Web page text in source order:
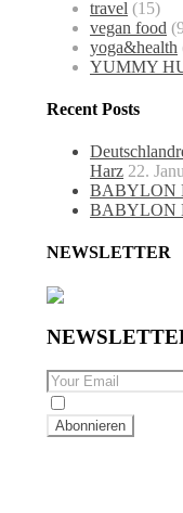
travel (15)
vegan food
yoga&health
YUMMY
Recent Posts
Harz 22.
BABYLON
BABYLON
NEWSLETTER